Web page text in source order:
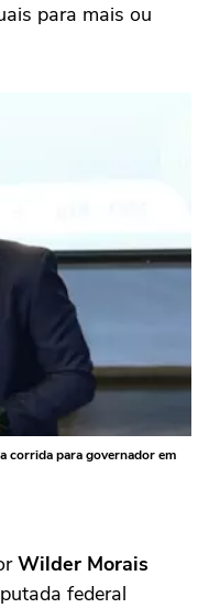
para mais ou
corrida para governador em
Wilder Morais
federal